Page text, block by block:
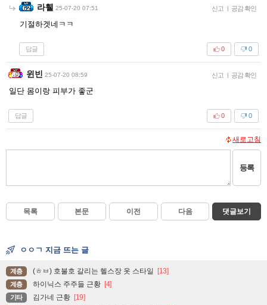
라휄 25-07-20 07:51 신고 | 공감 확인
기절하겟네ㅋㅋ
답글 0
0
윈빈 25-07-20 08:59 신고 | 공감 확인
일단 몸이랑 피부가 좋군
답글 0
0
새로고침
등록
목록 본문 이전 다음 댓글보기
ㅇㅇㄱ 지금 뜨는 글
계층 (ㅎㅂ) 호불호 갈리는 헬스장 옷 스타일 [13]
계층 하이닉스 주주들 근황 [4]
기타 김가네 근황 [19]